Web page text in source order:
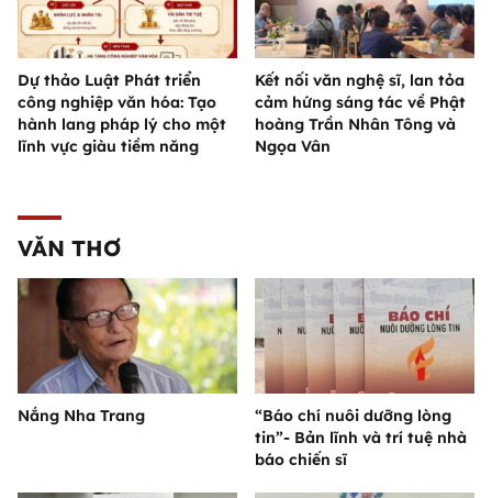
Dự thảo Luật Phát triển
công nghiệp văn hóa: Tạo
hành lang pháp lý cho một
lĩnh vực giàu tiềm năng
Kết nối văn nghệ sĩ, lan tỏa
cảm hứng sáng tác về Phật
hoàng Trần Nhân Tông và
Ngọa Vân
VĂN THƠ
Nắng Nha Trang
“Báo chí nuôi dưỡng lòng
tin”- Bản lĩnh và trí tuệ nhà
báo chiến sĩ